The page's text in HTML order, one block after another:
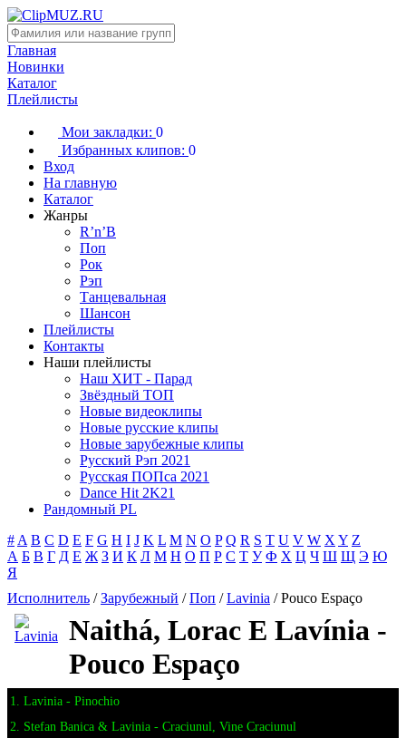
Главная
Новинки
Каталог
Плейлисты
Мои закладки: 0
Избранных клипов: 0
Вход
На главную
Каталог
Жанры
R’n’B
Поп
Рок
Рэп
Танцевальная
Шансон
Плейлисты
Контакты
Наши плейлисты
Наш ХИТ - Парад
Звёздный ТОП
Новые видеоклипы
Новые русские клипы
Новые зарубежные клипы
Русский Рэп 2021
Русская ПОПса 2021
Dance Hit 2K21
Рандомный PL
# A B C D E F G H I J K L M N O P Q R S T U V W X Y Z
А Б В Г Д Е Ж З И К Л М Н О П Р С Т У Ф Х Ц Ч Ш Щ Э Ю
Я
Исполнитель /Зарубежный /Поп /Lavinia / Pouco Espaço
Naithá, Lorac E Lavínia -
Pouco Espaço
1. Lavinia - Pinochio
2. Stefan Banica & Lavinia - Craciunul, Vine Craciunul